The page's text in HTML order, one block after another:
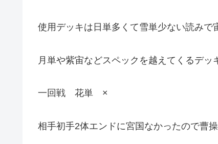
使用デッキは日単多くて雪単少ない読みで
月単や紫宙などスペックを越えてくるデ
一回戦 花単 ×
相手初手2体エンドに宮国なかったので曹